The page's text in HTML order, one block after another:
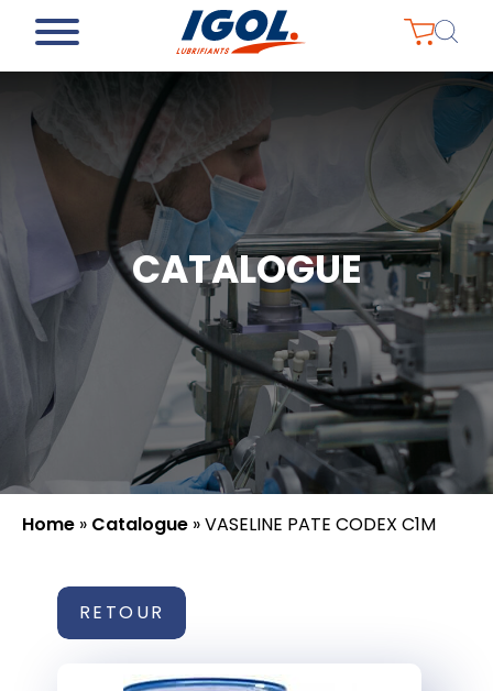
CATALOGUE
Home » Catalogue »VASELINE PATE CODEX C1M
RETOUR